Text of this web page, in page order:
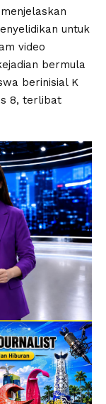
untuk
video
bermula
berinisial K
8, terlibat